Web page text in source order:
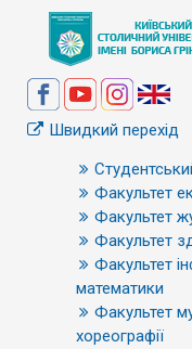
Швидкий перехід
Факультет
Факультет
Факультет
Факультет
математики
Факультет
хореографії